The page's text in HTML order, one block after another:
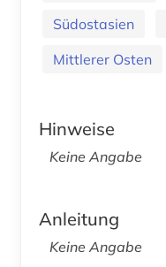
Südostasien
Mittlerer Osten
Hinweise
Keine Angabe
Anleitung
Keine Angabe